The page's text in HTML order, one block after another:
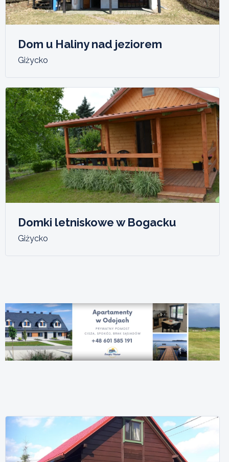
Dom u Haliny nad jeziorem
Giżycko
Domki letniskowe w Bogacku
Giżycko